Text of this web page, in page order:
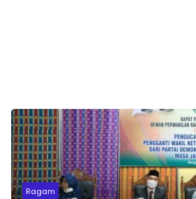
Ragam